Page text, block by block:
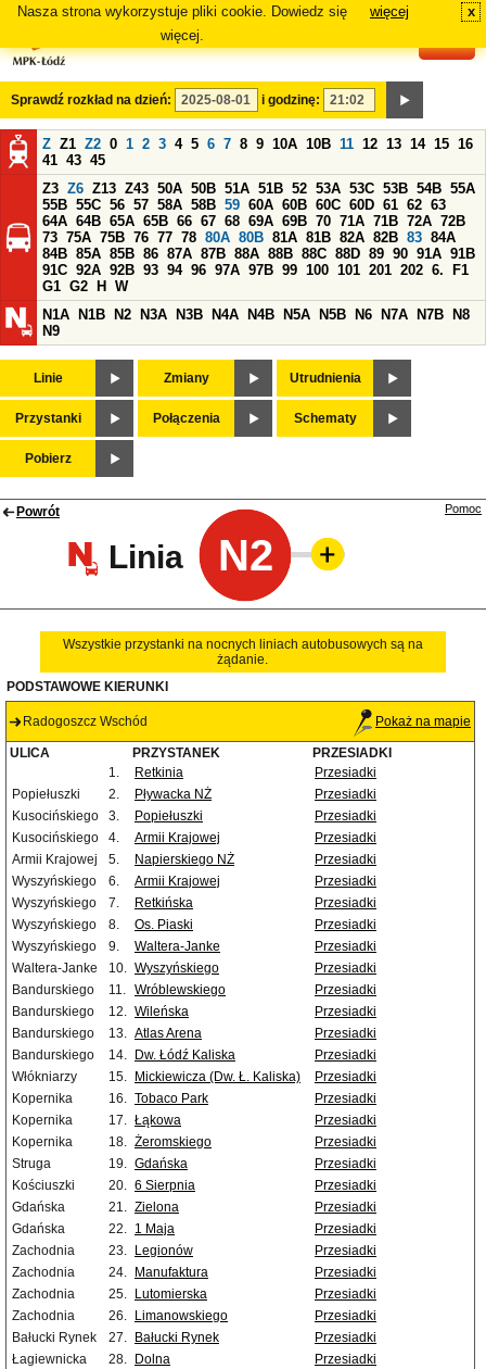
Nasza strona wykorzystuje pliki cookie. Dowiedz się
więcej.
więcej x
Sprawdź rozkład na dzień: i godzinę:
Z Z1 Z2 0 1 2 3 4 5 6 7 8 9 10A 10B 11 12 13 14 15 16
41 43 45
Z3 Z6 Z13 Z43 50A 50B 51A 51B 52 53A 53C 53B 54B 55A
55B 55C 56 57 58A 58B 59 60A 60B 60C 60D 61 62 63
64A 64B 65A 65B 66 67 68 69A 69B 70 71A 71B 72A 72B
73 75A 75B 76 77 78 80A 80B 81A 81B 82A 82B 83 84A
84B 85A 85B 86 87A 87B 88A 88B 88C 88D 89 90 91A 91B
91C 92A 92B 93 94 96 97A 97B 99 100 101 201 202 6.
F1
G1 G2 H
W
N1A
N1B N2 N3A N3B N4A N4B N5A N5B N6 N7A N7B
N8
N9
Linie Zmiany Utrudnienia
Przystanki Połączenia Schematy
Pobierz
Powrót
Linia N2
Pomoc
Wszystkie przystanki na nocnych liniach autobusowych są na
żądanie.
PODSTAWOWE KIERUNKI
Radogoszcz Wschód Pokaż na mapie
ULICA PRZYSTANEK
PRZESIADKI
1.
Retkinia
Przesiadki
Popiełuszki
2. Pływacka NŻ
Przesiadki
Kusocińskiego
3. Popiełuszki
Przesiadki
Kusocińskiego
4. Armii Krajowej
Przesiadki
Armii Krajowej
5. Napierskiego NŻ
Przesiadki
Wyszyńskiego
6. Armii Krajowej
Przesiadki
Wyszyńskiego
7. Retkińska
Przesiadki
Wyszyńskiego
8. Os. Piaski
Przesiadki
Wyszyńskiego
9. Waltera-Janke
Przesiadki
Waltera-Janke
10. Wyszyńskiego
Przesiadki
Bandurskiego
11. Wróblewskiego
Przesiadki
Bandurskiego
12. Wileńska
Przesiadki
Bandurskiego
13. Atlas Arena
Przesiadki
Bandurskiego
14. Dw. Łódź Kaliska
Przesiadki
Włókniarzy
15. Mickiewicza (Dw. Ł. Kaliska)
Przesiadki
Kopernika
16. Tobaco Park
Przesiadki
Kopernika
17. Łąkowa
Przesiadki
Kopernika
18. Żeromskiego
Przesiadki
Struga
19. Gdańska
Przesiadki
Kościuszki
20. 6 Sierpnia
Przesiadki
Gdańska
21. Zielona
Przesiadki
Gdańska
22. 1 Maja
Przesiadki
Zachodnia
23. Legionów
Przesiadki
Zachodnia
24. Manufaktura
Przesiadki
Zachodnia
25. Lutomierska
Przesiadki
Zachodnia
26. Limanowskiego
Przesiadki
Bałucki Rynek
27. Bałucki Rynek
Przesiadki
Łagiewnicka
28. Dolna
Przesiadki